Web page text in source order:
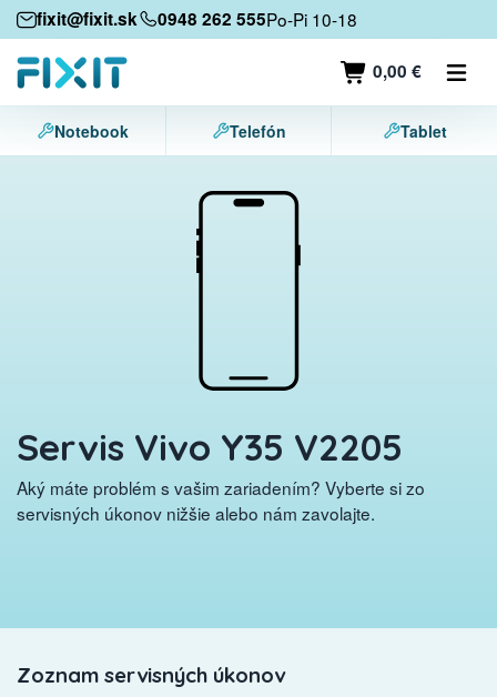
fixit@fixit.sk 0948 262 555Po-Pi 10-18
0,00 €
Mobilné zariadenia
Mobilné telefóny
Tablety
Notebook Telefón Tablet
Servis Vivo Y35 V2205
Aký máte problém s vašim zariadením? Vyberte si zo
servisných úkonov nižšie alebo nám zavolajte.
Zoznam servisných úkonov